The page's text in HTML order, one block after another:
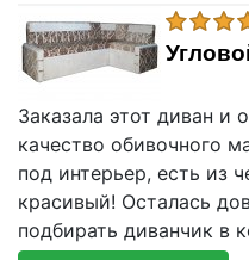
Заказала этот диван и
качество обивочного
под интерьер, есть из
красивый! Осталась
подбирать диванчик в